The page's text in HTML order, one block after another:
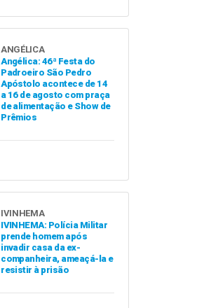
ANGÉLICA
Angélica: 46ª Festa do
Padroeiro São Pedro
Apóstolo acontece de 14
a 16 de agosto com praça
de alimentação e Show de
Prêmios
IVINHEMA
IVINHEMA: Polícia Militar
prende homem após
invadir casa da ex-
companheira, ameaçá-la e
resistir à prisão